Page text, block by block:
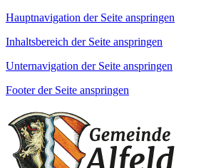
Hauptnavigation der Seite anspringen
Inhaltsbereich der Seite anspringen
Unternavigation der Seite anspringen
Footer der Seite anspringen